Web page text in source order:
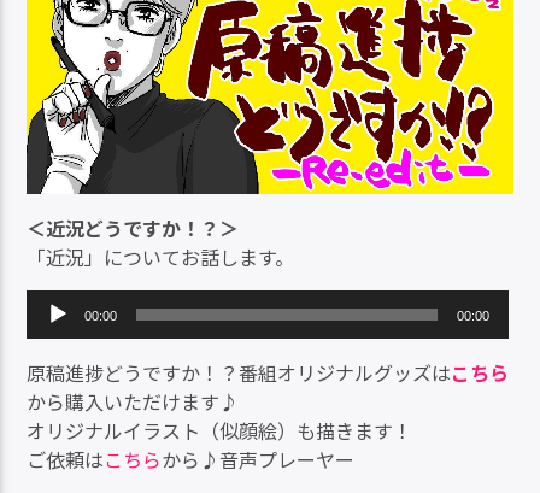
＜近況どうですか！？＞
「近況」についてお話します。
声
プ
レ
ー
ヤ
ー
00:00 00:00
原稿進捗どうですか！？番組オリジナルグッズはこちら
から購入いただけます♪
オリジナルイラスト（似顔絵）も描きます！
ご依頼はこちらから♪音声プレーヤー